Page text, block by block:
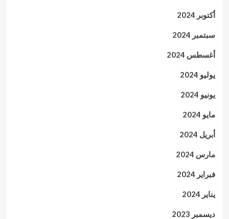
أكتوبر 2024
سبتمبر 2024
أغسطس 2024
يوليو 2024
يونيو 2024
مايو 2024
أبريل 2024
مارس 2024
فبراير 2024
يناير 2024
ديسمبر 2023